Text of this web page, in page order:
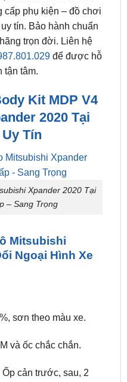
V4 xe Mitsubishi
đây ở tại HCM. Nhiều
Giá siêu HOT! ZKar
cấp phụ kiện – đồ chơi
tín. Bảo hành chuẩn
để được hỗ
tận tâm.
Kit MDP V4
2020 Tại
Uy Tín
Xpander 2020 Tại
– Sang Trọng
Mitsubishi
sơn theo màu xe.